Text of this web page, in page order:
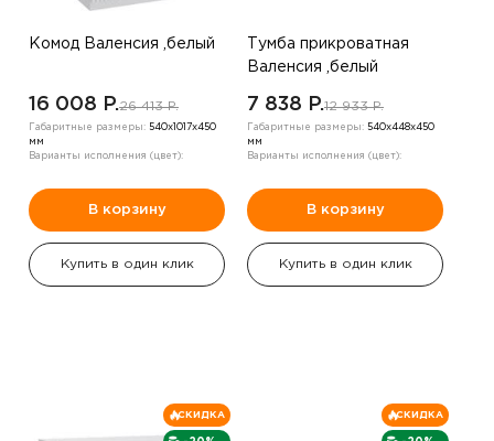
Комод Валенсия ,белый
16 008 P.26 413 P.
Габаритные размеры: 540х1017х450
мм
Варианты исполнения (цвет):
В корзину
Купить в один клик
Тумба прикроватная
Валенсия ,белый
7 838 P.12 933 P.
Габаритные размеры: 540х448х450
мм
Варианты исполнения (цвет):
В корзину
Купить в один клик
СКИДКА СКИДКА